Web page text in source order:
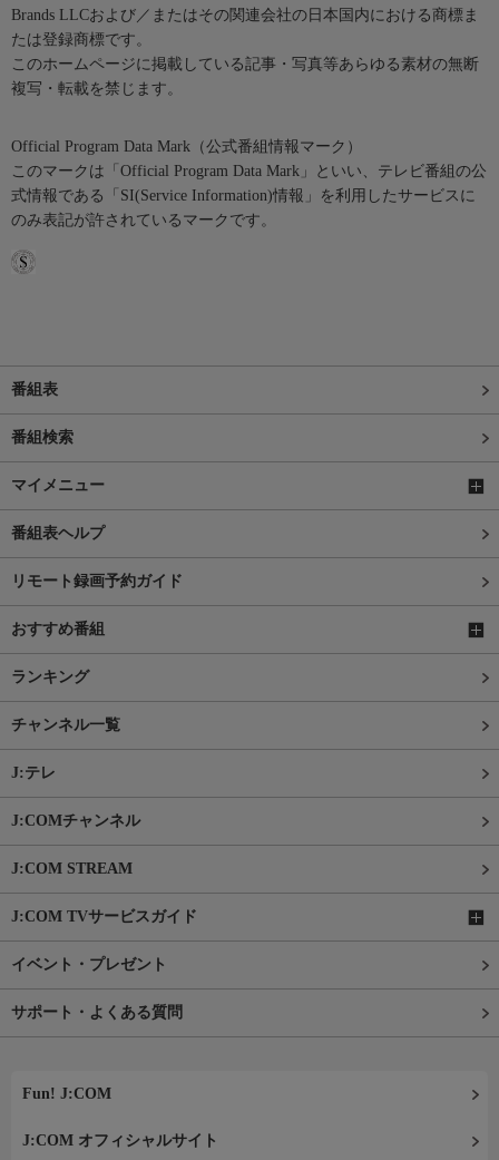
Brands LLCおよび／またはその関連会社の日本国内における商標ま
たは登録商標です。
このホームページに掲載している記事・写真等あらゆる素材の無断
複写・転載を禁じます。
Official Program Data Mark（公式番組情報マーク）
このマークは「Official Program Data Mark」といい、テレビ番組の公
式情報である「SI(Service Information)情報」を利用したサービスに
のみ表記が許されているマークです。
番組表
番組検索
マイメニュー
番組表ヘルプ
リモート録画予約ガイド
おすすめ番組
ランキング
チャンネル一覧
J:テレ
J:COMチャンネル
J:COM STREAM
J:COM TVサービスガイド
イベント・プレゼント
サポート・よくある質問
Fun! J:COM
J:COM オフィシャルサイト